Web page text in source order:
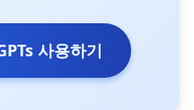
사용하기